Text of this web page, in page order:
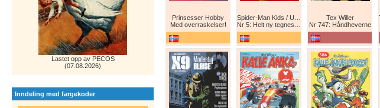
Lastet opp av PECOS
(07.08.2026)
Inndeling med fargekoder
Prinsesser Hobby
Med overraskelser!
Nr 5: Helt ny tegneserie! Maskinkrig!
Tex Willer
Nr 747: Håndheverne